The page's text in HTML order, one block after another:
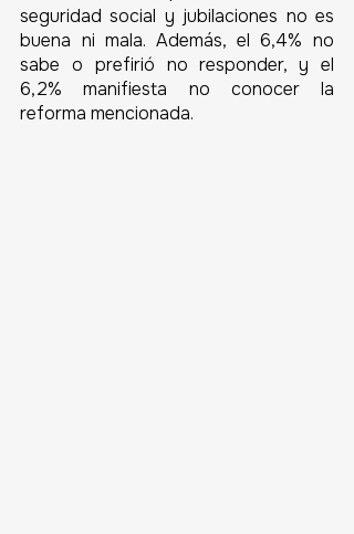
seguridad social y jubilaciones no es
buena ni mala. Además, el 6,4% no
sabe o prefirió no responder, y el
6,2% manifiesta no conocer la
reforma mencionada.